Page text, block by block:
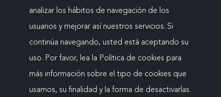
analizar los hábitos de navegación de los
usuarios y mejorar así nuestros servicios. Si
continúa navegando, usted está aceptando su
uso. Por favor, lea la Política de cookies para
más información sobre el tipo de cookies que
usamos, su finalidad y la forma de desactivarlas.
Contacto
Menú
Mapa web
Aviso legal